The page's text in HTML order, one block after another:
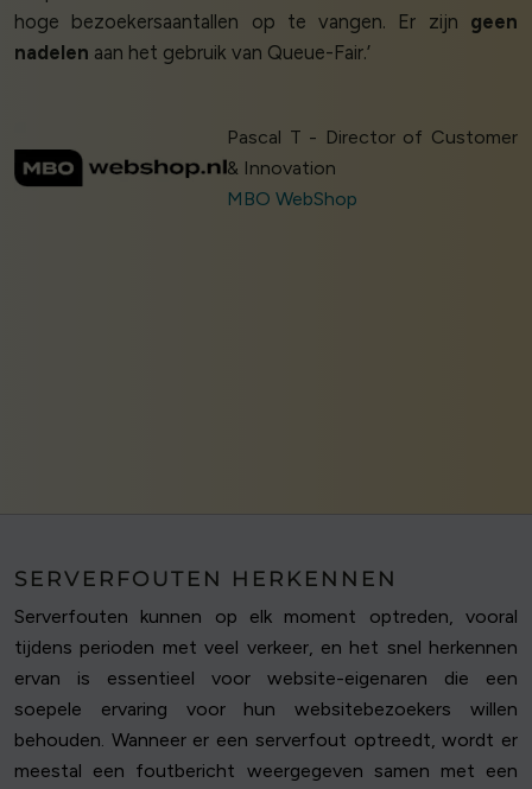
hoge bezoekersaantallen op te vangen. Er zijn geen
nadelen aan het gebruik van Queue-Fair.’
Pascal T - Director of Customer
& Innovation
MBO WebShop
SERVERFOUTEN HERKENNEN
Serverfouten kunnen op elk moment optreden, vooral
tijdens perioden met veel verkeer, en het snel herkennen
ervan is essentieel voor website-eigenaren die een
soepele ervaring voor hun websitebezoekers willen
behouden. Wanneer er een serverfout optreedt, wordt er
meestal een foutbericht weergegeven samen met een